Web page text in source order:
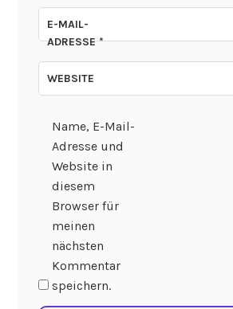
E-MAIL-
ADRESSE*
WEBSITE
Name, E-Mail-
Adresse und
Website in
diesem
Browser für
meinen
nächsten
Kommentar
speichern.